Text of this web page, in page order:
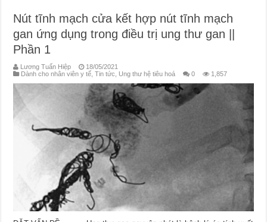
Nút tĩnh mạch cửa kết hợp nút tĩnh mạch
gan ứng dụng trong điều trị ung thư gan ||
Phần 1
Lương Tuấn Hiệp
18/05/2021
Dành cho nhân viên y tế ,Tin tức Ung thư hệ tiêu hoá 0 1,857